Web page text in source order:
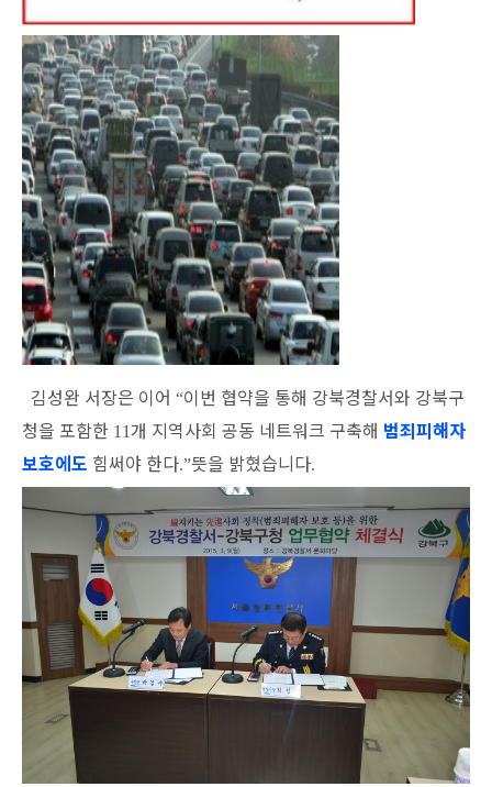
김성완 서장은 이어 “이번 협약을 통해 강북경찰서와 강북구
청을 포함한 11개 지역사회 공동 네트워크 구축해 범죄피해자
보호에도 힘써야 한다.”뜻을 밝혔습니다.